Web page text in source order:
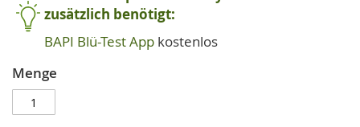
zusätzlich benötigt:
BAPI Blü-Test App kostenlos
Menge